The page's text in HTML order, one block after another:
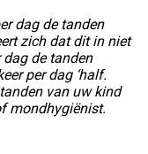
dag de tanden
zich dat dit in niet
de tanden
per dag ‘half.
van uw kind
mondhygiënist.